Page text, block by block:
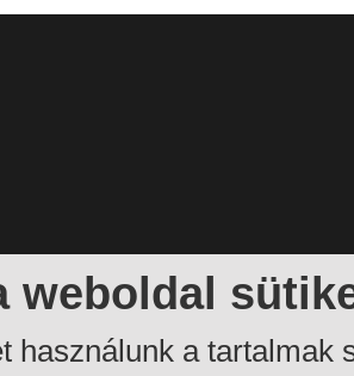
weboldal
használunk a tartalmak